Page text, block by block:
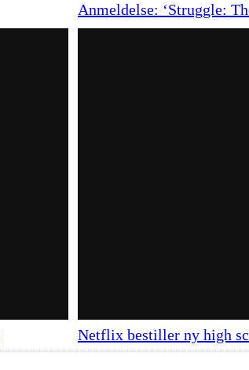
Anmeldelse: ‘Struggle:
Netflix bestiller ny high